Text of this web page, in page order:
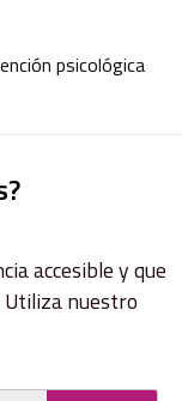
psicológica
accesible y que
Utiliza nuestro